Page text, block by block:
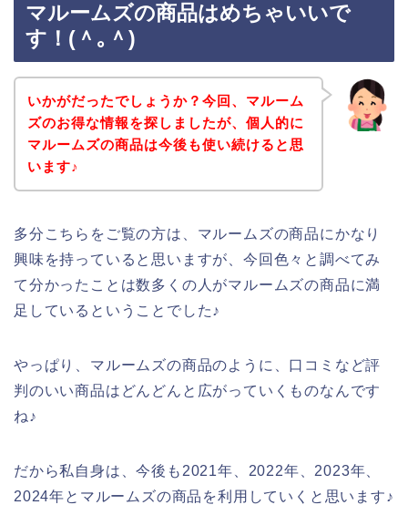
マルームズの商品はめちゃいいで
す！(＾｡＾)
いかがだったでしょうか？今回、マルーム
ズのお得な情報を探しましたが、個人的に
マルームズの商品は今後も使い続けると思
います♪
多分こちらをご覧の方は、マルームズの商品にかなり
興味を持っていると思いますが、今回色々と調べてみ
て分かったことは数多くの人がマルームズの商品に満
足しているということでした♪
やっぱり、マルームズの商品のように、口コミなど評
判のいい商品はどんどんと広がっていくものなんです
ね♪
だから私自身は、今後も2021年、2022年、2023年、
2024年とマルームズの商品を利用していくと思います♪